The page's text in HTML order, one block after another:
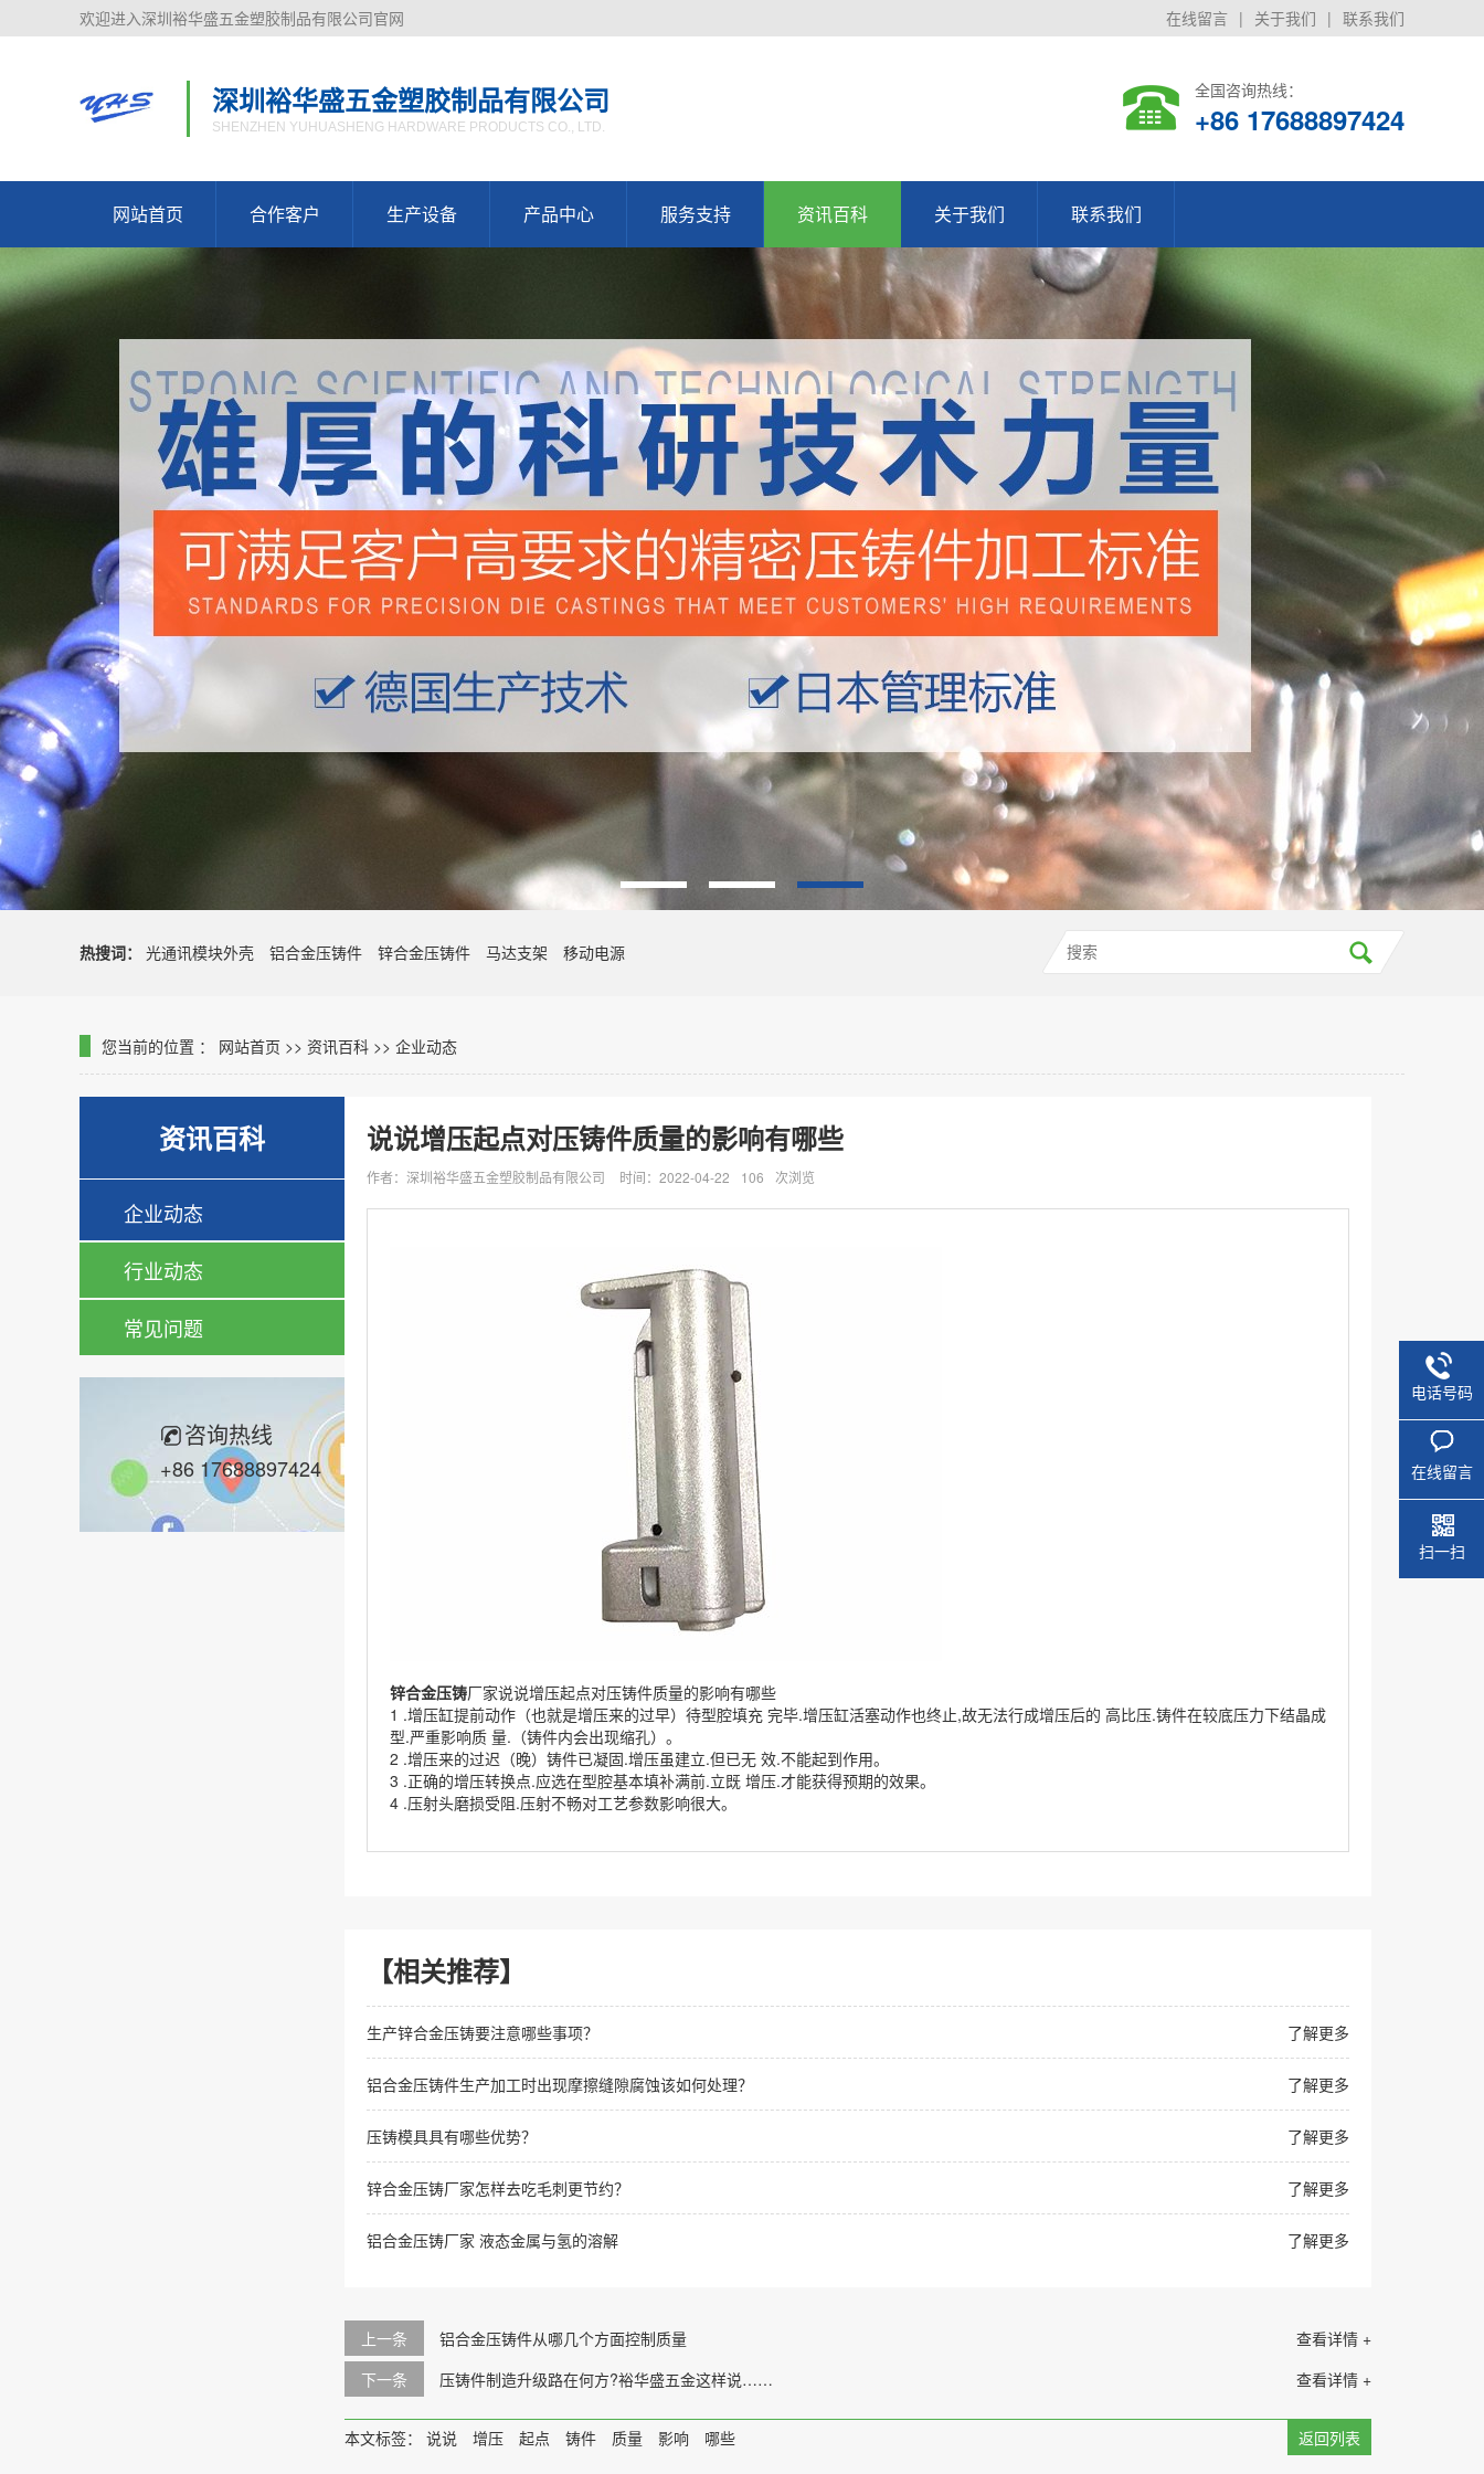
在线留言 | 关于我们 | 联系我们
欢迎进入深圳裕华盛五金塑胶制品有限公司官网
深圳裕华盛五金塑胶制品有限公司
SHENZHEN YUHUASHENG HARDWARE PRODUCTS CO., LTD.
全国咨询热线：
+86 17688897424
网站首页 合作客户 生产设备 产品中心 服务支持 资讯百科 关于我们 联系我们
热搜词： 光通讯模块外壳 铝合金压铸件 锌合金压铸件 马达支架 移动电源
您当前的位置 ： 网站首页 >> 资讯百科 >> 企业动态
资讯百科
企业动态
行业动态
常见问题
咨询热线
+86 17688897424
说说增压起点对压铸件质量的影响有哪些
作者：深圳裕华盛五金塑胶制品有限公司 时间：2022-04-22 106 次浏览
锌合金压铸厂家说说增压起点对压铸件质量的影响有哪些
1 .增压缸提前动作（也就是增压来的过早）待型腔填充 完毕.增压缸活塞动作也终止,故无法行成增压后的 高比压.铸件在较底压力下结晶成
型.严重影响质 量.（铸件内会出现缩孔）。
2 .增压来的过迟（晚）铸件已凝固.增压虽建立.但已无 效.不能起到作用。
3 .正确的增压转换点.应选在型腔基本填补满前.立既 增压.才能获得预期的效果。
4 .压射头磨损受阻.压射不畅对工艺参数影响很大。
【相关推荐】
了解更多
生产锌合金压铸要注意哪些事项？
了解更多
铝合金压铸件生产加工时出现摩擦缝隙腐蚀该如何处理？
了解更多
压铸模具具有哪些优势？
了解更多
锌合金压铸厂家怎样去吃毛刺更节约？
了解更多
铝合金压铸厂家 液态金属与氢的溶解
上一条 查看详情 +
铝合金压铸件从哪几个方面控制质量
下一条
查看详情 +
压铸件制造升级路在何方?裕华盛五金这样说……
返回列表
本文标签： 说说 增压 起点 铸件 质量 影响 哪些
电话号码
在线留言
扫一扫